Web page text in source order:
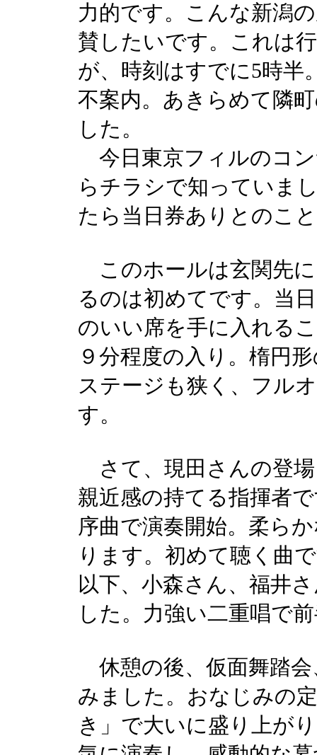
力的です。こんな新潟
賛したいです。これは
が、時刻はすでに5時半
不案内。あきらめて隣
した。
今日東京フィルのコ
らチラシで知っていま
たら当日券ありとのこ
このホールは玄関先
るのは初めてです。当
のいい席を手に入れる
９分程度の入り。楕円
ステージも狭く、フル
す。
さて、現田さんの登
親近感の持てる指揮者
序曲で演奏開始。柔ら
ります。初めて聴く曲
以下、小森さん、福井
した。力強い二重唱で
休憩の後、仮面舞踏
みました。おなじみの
き」で大いに盛り上が